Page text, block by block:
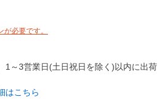
必要です。
1～3営業日(土日祝日を除く)以内に出荷
はこちら